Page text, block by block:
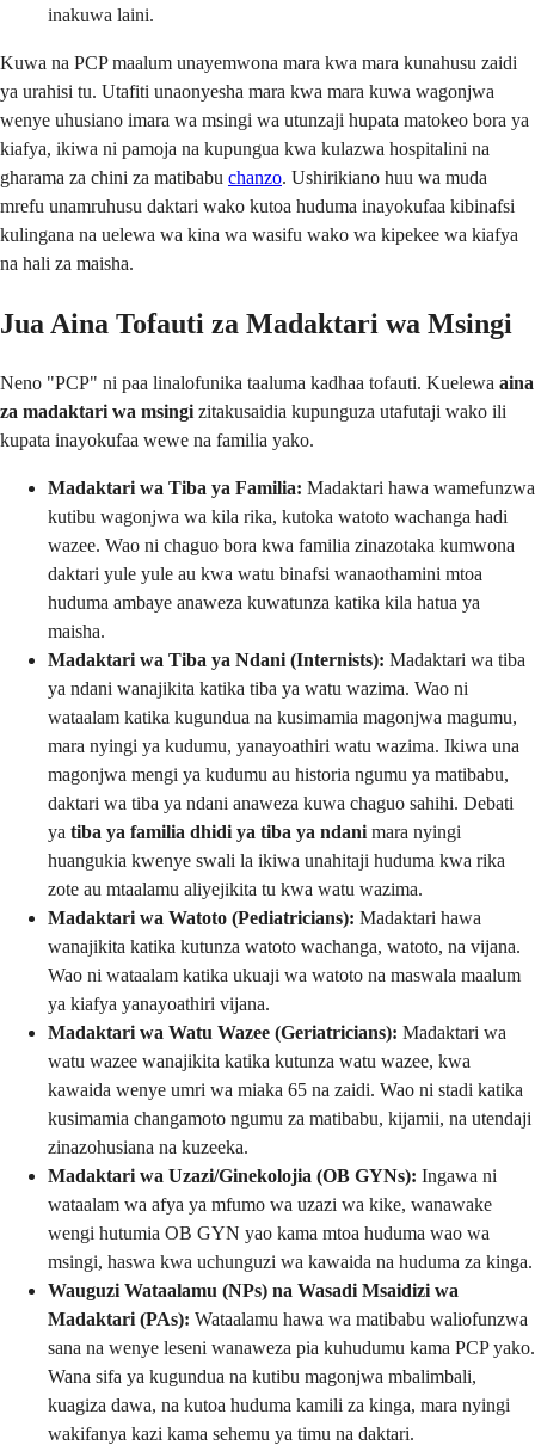
inakuwa laini.
Kuwa na PCP maalum unayemwona mara kwa mara kunahusu zaidi
ya urahisi tu. Utafiti unaonyesha mara kwa mara kuwa wagonjwa
wenye uhusiano imara wa msingi wa utunzaji hupata matokeo bora ya
kiafya, ikiwa ni pamoja na kupungua kwa kulazwa hospitalini na
gharama za chini za matibabu chanzo. Ushirikiano huu wa muda
mrefu unamruhusu daktari wako kutoa huduma inayokufaa kibinafsi
kulingana na uelewa wa kina wa wasifu wako wa kipekee wa kiafya
na hali za maisha.
Jua Aina Tofauti za Madaktari wa Msingi
Neno "PCP" ni paa linalofunika taaluma kadhaa tofauti. Kuelewa aina
za madaktari wa msingi zitakusaidia kupunguza utafutaji wako ili
kupata inayokufaa wewe na familia yako.
Madaktari wa Tiba ya Familia: Madaktari hawa wamefunzwa
kutibu wagonjwa wa kila rika, kutoka watoto wachanga hadi
wazee. Wao ni chaguo bora kwa familia zinazotaka kumwona
daktari yule yule au kwa watu binafsi wanaothamini mtoa
huduma ambaye anaweza kuwatunza katika kila hatua ya
maisha.
Madaktari wa Tiba ya Ndani (Internists): Madaktari wa tiba
ya ndani wanajikita katika tiba ya watu wazima. Wao ni
wataalam katika kugundua na kusimamia magonjwa magumu,
mara nyingi ya kudumu, yanayoathiri watu wazima. Ikiwa una
magonjwa mengi ya kudumu au historia ngumu ya matibabu,
daktari wa tiba ya ndani anaweza kuwa chaguo sahihi. Debati
ya tiba ya familia dhidi ya tiba ya ndani mara nyingi
huangukia kwenye swali la ikiwa unahitaji huduma kwa rika
zote au mtaalamu aliyejikita tu kwa watu wazima.
Madaktari wa Watoto (Pediatricians): Madaktari hawa
wanajikita katika kutunza watoto wachanga, watoto, na vijana.
Wao ni wataalam katika ukuaji wa watoto na maswala maalum
ya kiafya yanayoathiri vijana.
Madaktari wa Watu Wazee (Geriatricians): Madaktari wa
watu wazee wanajikita katika kutunza watu wazee, kwa
kawaida wenye umri wa miaka 65 na zaidi. Wao ni stadi katika
kusimamia changamoto ngumu za matibabu, kijamii, na utendaji
zinazohusiana na kuzeeka.
Madaktari wa Uzazi/Ginekolojia (OB GYNs): Ingawa ni
wataalam wa afya ya mfumo wa uzazi wa kike, wanawake
wengi hutumia OB GYN yao kama mtoa huduma wao wa
msingi, haswa kwa uchunguzi wa kawaida na huduma za kinga.
Wauguzi Wataalamu (NPs) na Wasadi Msaidizi wa
Madaktari (PAs): Wataalamu hawa wa matibabu waliofunzwa
sana na wenye leseni wanaweza pia kuhudumu kama PCP yako.
Wana sifa ya kugundua na kutibu magonjwa mbalimbali,
kuagiza dawa, na kutoa huduma kamili za kinga, mara nyingi
wakifanya kazi kama sehemu ya timu na daktari.